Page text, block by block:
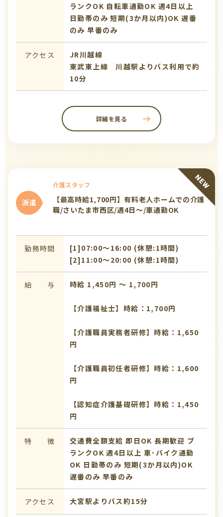
ランクOK 自転車通勤OK 週4日以上
日勤帯のみ 短期(3か月以内)OK 遅番
のみ 早番のみ
アクセス
JR川越線
東武東上線 川越駅よりバス利用で約
10分
詳細を見る
派遣
介護スタッフ
【最高時給1,700円】有料老人ホームでの介護
職/さいたま市西区/週4日～/車通勤OK
勤務時間
[1]07:00〜16:00 (休憩:1時間)
[2]11:00〜20:00 (休憩:1時間)
給 与 時給 1,450円 〜 1,700円
【介護福祉士】時給：1,700円
【介護職員実務者研修】時給：1,650
円
【介護職員初任者研修】時給：1,600
円
【認知症介護基礎研修】時給：1,450
円
特 徴 交通費全額支給 即日OK 長期歓迎 ブ
ランクOK 週4日以上 車･バイク通勤
OK 日勤帯のみ 短期(3か月以内)OK
遅番のみ 早番のみ
アクセス 大宮駅よりバス約15分